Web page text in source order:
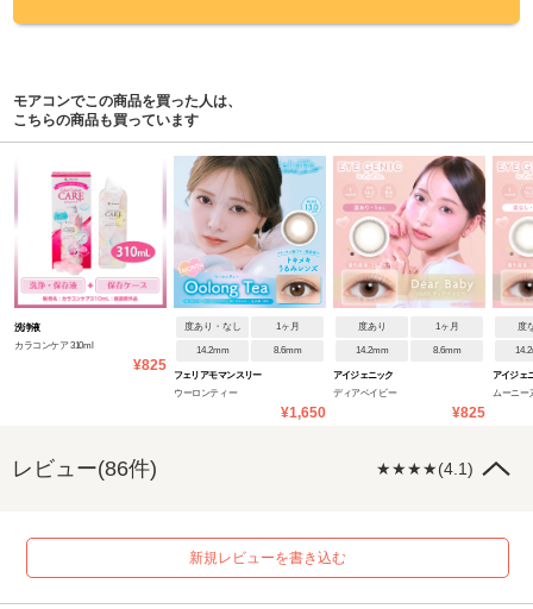
モアコンでこの商品を買った人は、
こちらの商品も買っています
洗浄液
カラコンケア 310ml
¥825
度あり・なし 1ヶ月
14.2mm 8.6mm
フェリアモ マンスリー
ウーロンティー
¥1,650
度あり 1ヶ月
14.2mm 8.6mm
アイジェニック
ディアベイビー
¥825
度
アイジェ
ムーニー
レビュー(86件) ★★★★(4.1)
新規レビューを書き込む